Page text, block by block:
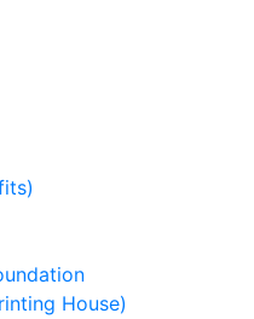
House)